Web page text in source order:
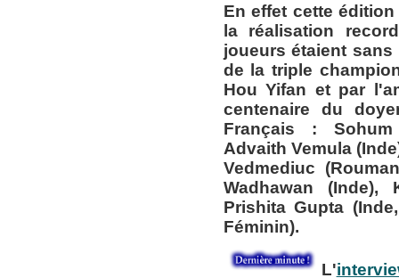
En effet cette
la réalisation
joueurs étaient
de la triple
Hou Yifan et par
centenaire du
Français : Sohum
Advaith Vemula
Vedmediuc
Wadhawan
Prishita Gupta
Féminin).
L'